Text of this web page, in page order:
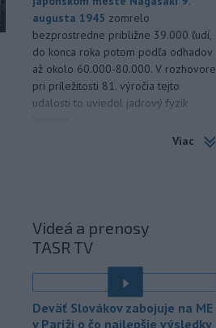
augusta 1945 zomrelo
bezprostredne približne 39.000 ľudí,
do konca roka potom podľa odhadov
až okolo 60.000-80.000. V rozhovore
pri príležitosti 81. výročia tejto
udalosti to uviedol jadrový fyzik
Venturella. To, či sa zábery z operácií
agentov dostanú na verejnosť, bude
Najmenej 21 ľudí zahynulo
po zrážke dvoch autobusov na juhu
Viac
Videá a prenosy
TASR TV
Deväť Slovákov zabojuje na ME
v Paríži o čo najlepšie výsledky